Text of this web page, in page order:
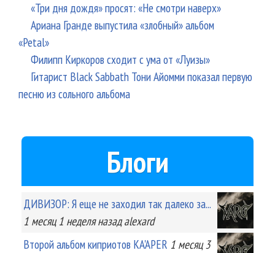
«Три дня дождя» просят: «Не смотри наверх»
Ариана Гранде выпустила «злобный» альбом
«Petal»
Филипп Киркоров сходит с ума от «Луизы»
Гитарист Black Sabbath Тони Айомми показал первую
песню из сольного альбома
Блоги
ДИВИЗОР: Я еще не заходил так далеко за...
1 месяц 1 неделяназад alexard
Второй альбом киприотов KA'APER 1 месяц 3